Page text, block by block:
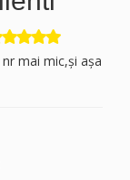
mai mic,și așa